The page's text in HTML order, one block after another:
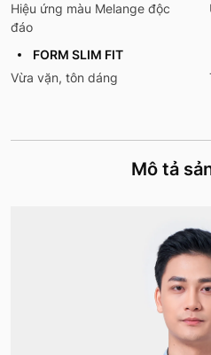
Hiệu ứng màu Melange độc
đáo
FORM SLIM FIT
Vừa vặn, tôn dáng
Mô tả